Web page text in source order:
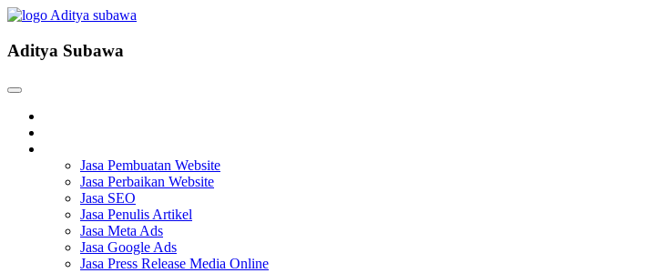
Aditya Subawa
Jasa Pembuatan Website
Jasa Perbaikan Website
Jasa SEO
Jasa Penulis Artikel
Jasa Meta Ads
Jasa Google Ads
Jasa Press Release Media Online